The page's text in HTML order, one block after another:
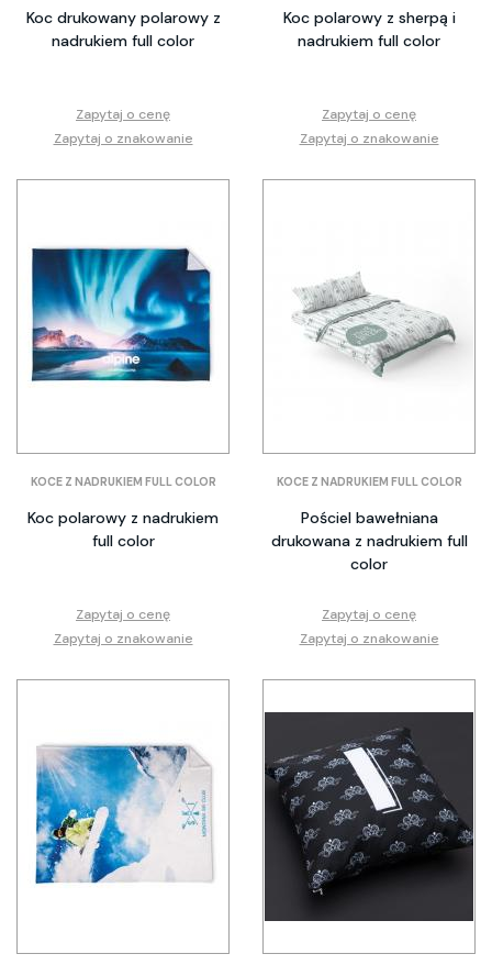
Koc drukowany polarowy z
nadrukiem full color
Zapytaj o cenę
Zapytaj o znakowanie
Koc polarowy z sherpą i
nadrukiem full color
Zapytaj o cenę
Zapytaj o znakowanie
KOCE Z NADRUKIEM FULL COLOR
Koc polarowy z nadrukiem
full color
Zapytaj o cenę
Zapytaj o znakowanie
KOCE Z NADRUKIEM FULL COLOR
Pościel bawełniana
drukowana z nadrukiem full
color
Zapytaj o cenę
Zapytaj o znakowanie